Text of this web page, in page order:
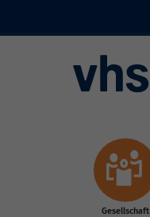
Gesellschaft